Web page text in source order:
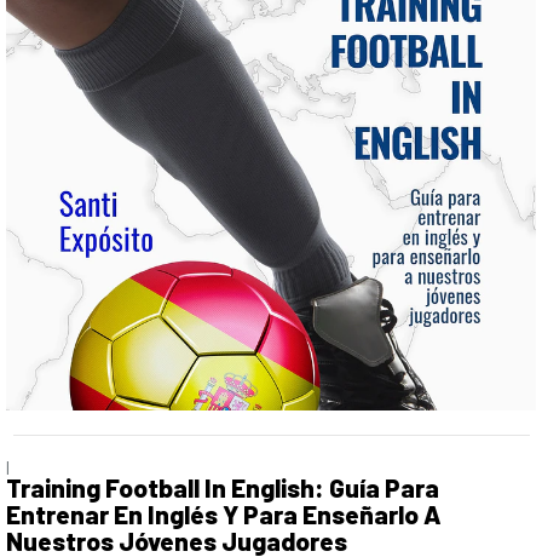
|
Training Football In English: Guía Para
Entrenar En Inglés Y Para Enseñarlo A
Nuestros Jóvenes Jugadores